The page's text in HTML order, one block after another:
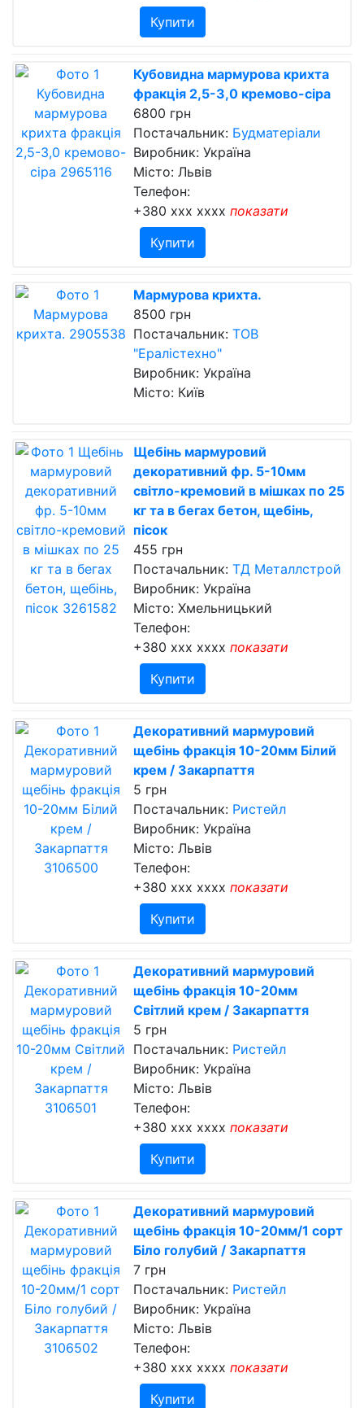
Купити
Кубовидна мармурова крихта
фракція 2,5-3,0 кремово-сіра
6800 грн
Постачальник: Будматеріали
Виробник: Україна
Місто: Львів
Телефон:
+380 xxx xxxx показати
Купити
Мармурова крихта.
8500 грн
Постачальник: ТОВ
"Ералістехно"
Виробник: Україна
Місто: Київ
Щебінь мармуровий
декоративний фр. 5-10мм
світло-кремовий в мішках по 25
кг та в бегах бетон, щебінь,
пісок
455 грн
Постачальник: ТД Металлстрой
Виробник: Україна
Місто: Хмельницький
Телефон:
+380 xxx xxxx показати
Купити
Декоративний мармуровий
щебінь фракція 10-20мм Білий
крем / Закарпаття
5 грн
Постачальник: Ристейл
Виробник: Україна
Місто: Львів
Телефон:
+380 xxx xxxx показати
Купити
Декоративний мармуровий
щебінь фракція 10-20мм
Світлий крем / Закарпаття
5 грн
Постачальник: Ристейл
Виробник: Україна
Місто: Львів
Телефон:
+380 xxx xxxx показати
Купити
Декоративний мармуровий
щебінь фракція 10-20мм/1 сорт
Біло голубий / Закарпаття
7 грн
Постачальник: Ристейл
Виробник: Україна
Місто: Львів
Телефон:
+380 xxx xxxx показати
Купити